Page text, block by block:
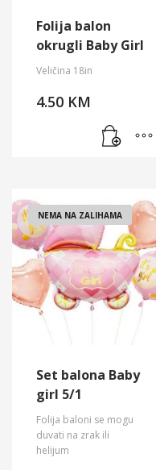
Folija balon
okrugli Baby Girl
Veličina 18in
4.50 KM
NEMA NA ZALIHAMA
Set balona Baby
girl 5/1
Folija baloni se mogu
duvati na zrak ili
helijum